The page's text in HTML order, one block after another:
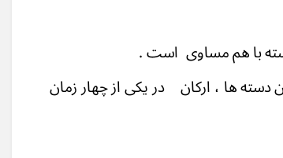
دسته با هم مساوی است .
ها ، ارکان در یکی از چهار زمان